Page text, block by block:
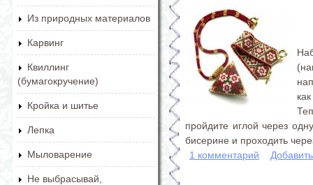
Из природных материалов
Карвинг
Квиллинг
(бумагокручение)
Кройка и шитье
Лепка
Мыловарение
Не выбрасывай,
пройдите иглой через
бисерине и проходить
1 комментарий